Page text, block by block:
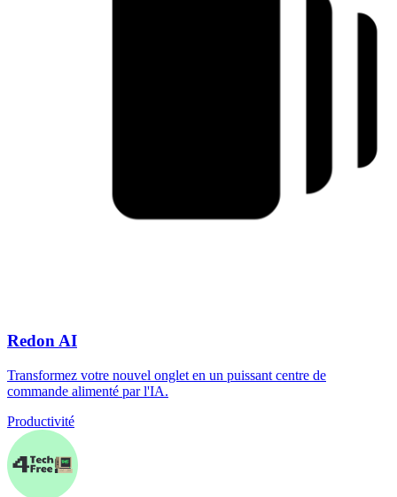
Redon AI
Transformez votre nouvel onglet en un puissant centre de
commande alimenté par l'IA.
Productivité